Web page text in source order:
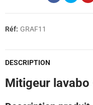
Réf: GRAF11
DESCRIPTION
Mitigeur lavabo